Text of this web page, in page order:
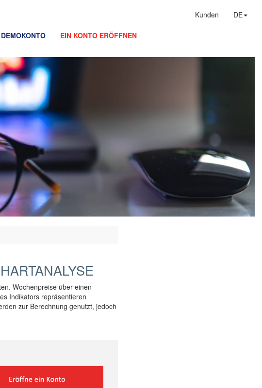
Kunden DE
EIN KONTO ERÖFFNEN
Wochenpreise über einen
Indikators repräsentieren
zur Berechnung genutzt, jedoch